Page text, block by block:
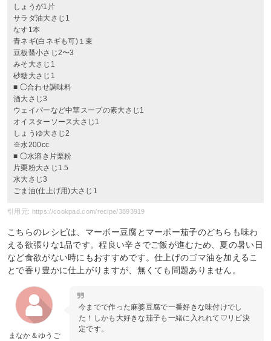
しょうが1片
サラダ油大さじ1
なす1本
青ネギ(白ネギも可)１束
豆板醤小さじ2〜3
みそ大さじ1
砂糖大さじ1
■ ◯合わせ調味料
酒大さじ3
ウェイパーなど中華スープの素大さじ1
オイスターソース大さじ1
しょうゆ大さじ2
※水200cc
■ ◯水溶き片栗粉
片栗粉大さじ1.5
水大さじ3
ごま油(仕上げ用)大さじ1
引用元: https://cookpad.com/recipe/3893919
こちらのレシピは、マーボー豆腐とマーボー茄子のどちらも味わ
える欲張りな1品です。程良い辛さでご飯が進むため、夏の暑い日
など食欲がない時にもおすすめです。仕上げのゴマ油を加えるこ
とで香り豊かに仕上がりますが、無くても問題ありません。
まなか＆ゆうご
今までで作った麻婆豆腐で一番好きな味付けでし
た！しかも大好きな茄子も一緒に入れれて♡リピ決
定です。